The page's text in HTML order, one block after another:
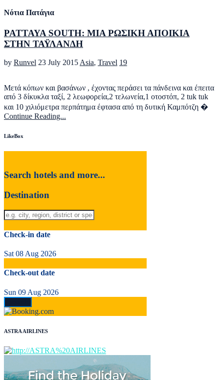
Νότια Πατάγια
PATTAYA SOUTH: ΜΙΑ ΡΩΣΙΚΗ ΑΠΟΙΚΙΑ
ΣΤΗΝ ΤΑΫΛΑΝΔΗ
by Runvel 23 July 2015 Asia, Travel 19
Μετά κόπων και βασάνων , έχοντας περάσει τα πάνδεινα και έπειτα
από 3 δίκυκλα ταξί, 2 λεωφορεία,2 τελωνεία,1 οτοστόπ, 2 tuk tuk
και 10 χιλιόμετρα περπάτημα έφτασα από τη δυτική Καμπότζη �
Continue Reading...
LikeBox
Search hotels and more...
Destination
Check-in date
Sat 08 Aug 2026
Check-out date
Sun 09 Aug 2026
ASTRA AIRLINES